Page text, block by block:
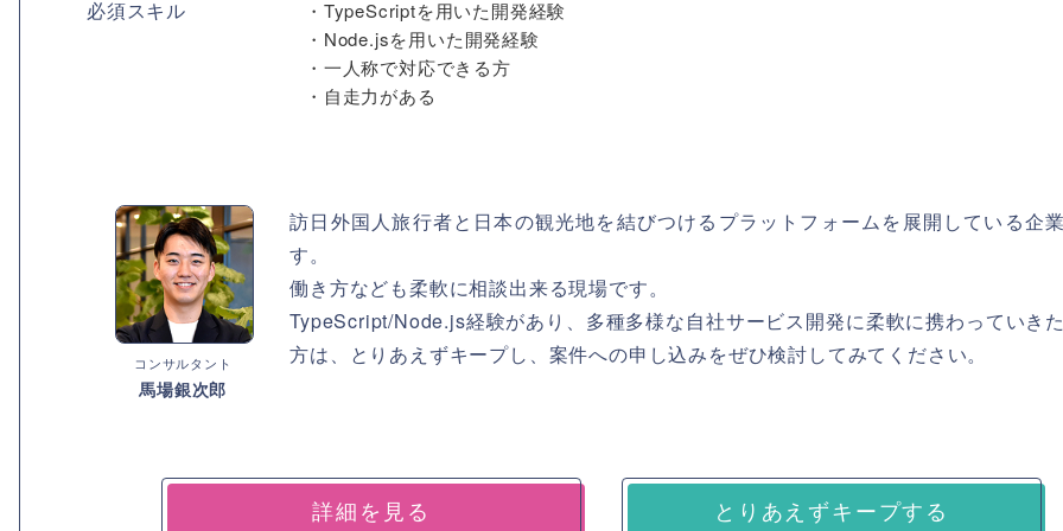
必須スキル
・TypeScriptを用いた開発経験
・Node.jsを用いた開発経験
・一人称で対応できる方
・自走力がある
コンサルタント
馬場銀次郎
訪日外国人旅行者と日本の観光地を結びつけるプラットフォームを展開している企
す。
働き方なども柔軟に相談出来る現場です。
TypeScript/Node.js経験があり、多種多様な自社サービス開発に柔軟に携わっていき
方は、とりあえずキープし、案件への申し込みをぜひ検討してみてください。
詳細を見る とりあえずキープする